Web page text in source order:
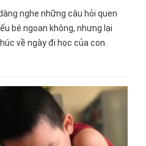
nghe những câu hỏi quen
bé ngoan không, nhưng lại
về ngày đi học của con.